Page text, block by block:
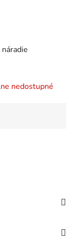
nedostupné